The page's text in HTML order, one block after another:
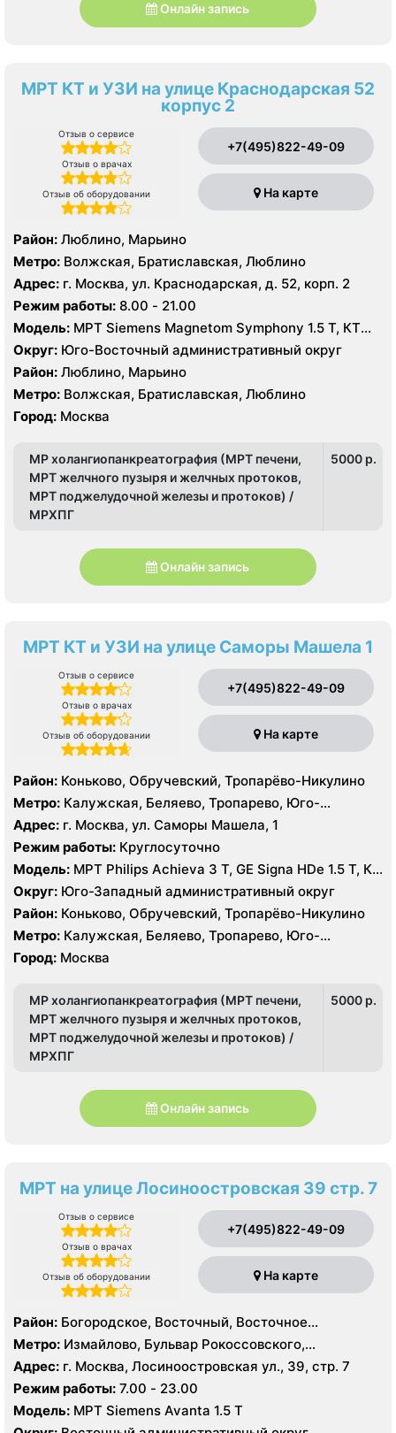
Онлайн запись
МРТ КТ и УЗИ на улице Краснодарская 52
корпус 2
Отзыв о сервисе
Отзыв о врачах
Отзыв об оборудовании
+7(495)822-49-09
На карте
Район: Люблино, Марьино
Метро: Волжская, Братиславская, Люблино
Адрес: г. Москва, ул. Краснодарская, д. 52, корп. 2
Режим работы: 8.00 - 21.00
Модель: МРТ Siemens Magnetom Symphony 1.5 Т, КТ
Toshiba Aquilion 16 срезов, УЗИ Toshiba
Округ: Юго-Восточный административный округ
Район: Люблино, Марьино
Метро: Волжская, Братиславская, Люблино
Город: Москва
МР холангиопанкреатография (МРТ печени,
МРТ желчного пузыря и желчных протоков,
МРТ поджелудочной железы и протоков) /
МРХПГ
5000 p.
Онлайн запись
МРТ КТ и УЗИ на улице Саморы Машела 1
Отзыв о сервисе
Отзыв о врачах
Отзыв об оборудовании
+7(495)822-49-09
На карте
Район: Коньково, Обручевский, Тропарёво-Никулино
Метро: Калужская, Беляево, Тропарево, Юго-
Западная
Адрес: г. Москва, ул. Саморы Машела, 1
Режим работы: Круглосуточно
Модель: МРТ Philips Achieva 3 T, GE Signa HDe 1.5 T, КТ
Philips Ingenuity Elite 128 срезов, GE LightSpeed 64
среза УЗИ Toshiba Aplio XG, Philips iU22, Acuson
Antares
Округ: Юго-Западный административный округ
Район: Коньково, Обручевский, Тропарёво-Никулино
Метро: Калужская, Беляево, Тропарево, Юго-
Западная
Город: Москва
МР холангиопанкреатография (МРТ печени,
МРТ желчного пузыря и желчных протоков,
МРТ поджелудочной железы и протоков) /
МРХПГ
5000 p.
Онлайн запись
МРТ на улице Лосиноостровская 39 стр. 7
Отзыв о сервисе
Отзыв о врачах
Отзыв об оборудовании
+7(495)822-49-09
На карте
Район: Богородское, Восточный, Восточное
Измайлово, Гольяново, Измайлово, Метрогородок,
Северное Измайлово, Соколиная Гора, Сокольники
Метро: Измайлово, Бульвар Рокоссовского,
Белокаменная , Локомотив , Партизанская,
Первомайская, Преображенская площадь, Ростокино,
Семеновская, Сокольники, Черкизовская, Щелковская,
Электрозаводская
Адрес: г. Москва, Лосиноостровская ул., 39, стр. 7
Режим работы: 7.00 - 23.00
Модель: МРТ Siemens Avanta 1.5 Т